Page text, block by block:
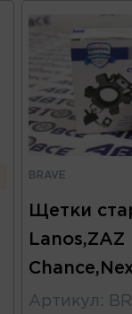
BRAVE
Щетки
Lanos,ZAZ
Артикул :